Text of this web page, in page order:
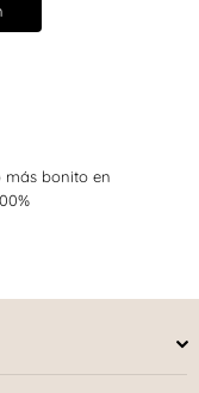
más bonito en